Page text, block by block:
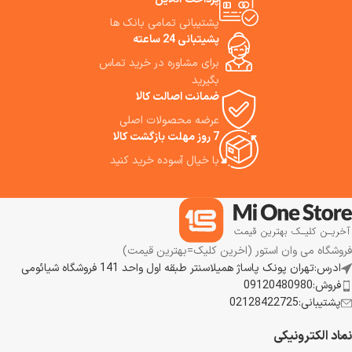
پشتیبانی تمامی بانک ها
پشیتبانی 24 ساعته
برای مشاوره در خرید تماس
بگیرید
ضمانت اصالت کالا
عرضه محصولات اصلی
7 روز مهلت بازگشت کالا
با خیال آسوده خرید کنید
فروشگاه می وان استور (اخرین کلیک=بهترین قیمت)
ادرس:تهران پونک پاساژ همیلاسنتر طبقه اول واحد 141 فروشگاه شیائومی
فروش:09120480980
پشتیبانی:02128422725
نماد الکترونیکی